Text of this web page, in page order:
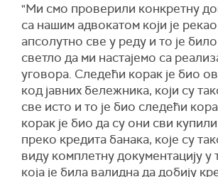
"Ми смо проверили конкретну
са нашим адвокатом који је рекао
апсолутно све у реду и то је
светло да ми настајемо са
уговора. Следећи корак је био
код јавних бележника, који су
све исто и то је био следећи
корак је био да су они сви
преко кредита банака, које су
виду комплетну документацију у
која је била валидна да добију